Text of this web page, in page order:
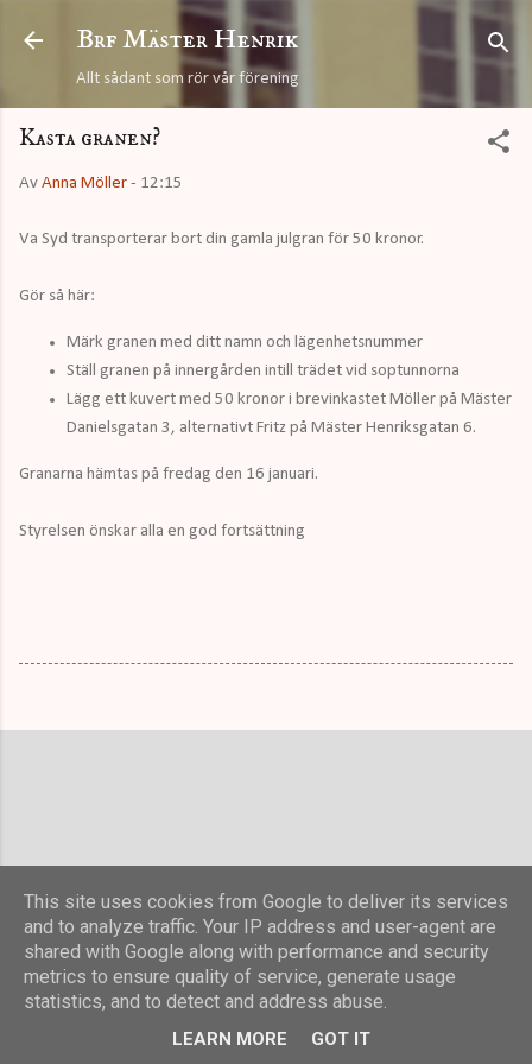
Fortsätt till huvudinnehåll
Brf Mäster Henrik
Allt sådant som rör vår förening
Kasta granen?
Av Anna Möller - 12:15
Va Syd transporterar bort din gamla julgran för 50 kronor.
Gör så här:
Märk granen med ditt namn och lägenhetsnummer
Ställ granen på innergården intill trädet vid soptunnorna
Lägg ett kuvert med 50 kronor i brevinkastet Möller på Mäster
Danielsgatan 3, alternativt Fritz på Mäster Henriksgatan 6.
Granarna hämtas på fredag den 16 januari.
Styrelsen önskar alla en god fortsättning
This site uses cookies from Google to deliver its services
and to analyze traffic. Your IP address and user-agent are
shared with Google along with performance and security
metrics to ensure quality of service, generate usage
statistics, and to detect and address abuse.
LEARN MORE GOT IT